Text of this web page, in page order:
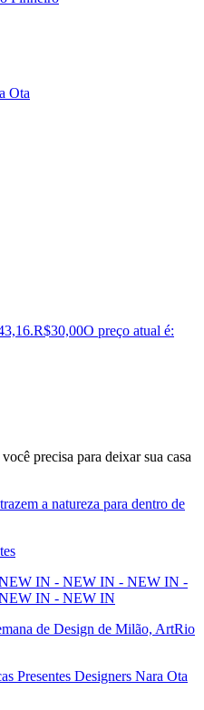
Ota
R$30,00O preço atual é:
precisa para deixar sua casa
a natureza para dentro de
IN - NEW IN - NEW IN -
IN - NEW IN
de Design de Milão, ArtRio
Presentes Designers Nara Ota